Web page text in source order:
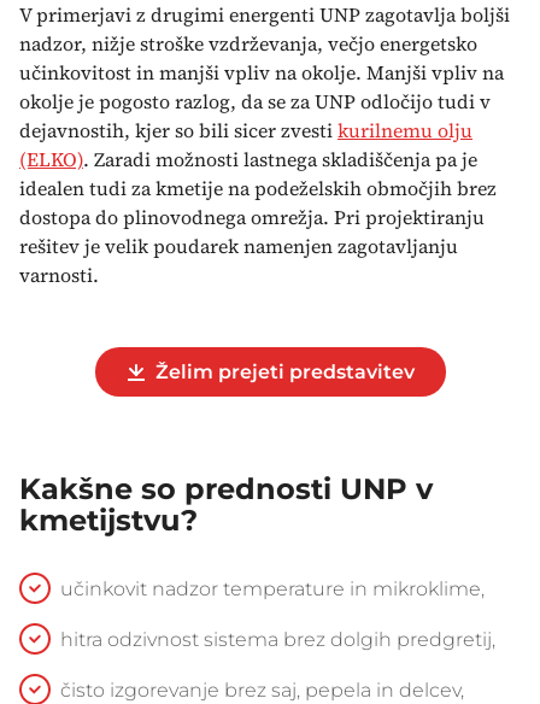
V primerjavi z drugimi energenti UNP zagotavlja boljši
nadzor, nižje stroške vzdrževanja, večjo energetsko
učinkovitost in manjši vpliv na okolje. Manjši vpliv na
okolje je pogosto razlog, da se za UNP odločijo tudi v
dejavnostih, kjer so bili sicer zvestikurilnemu olju
(ELKO). Zaradi možnosti lastnega skladiščenja pa je
idealen tudi za kmetije na podeželskih območjih brez
dostopa do plinovodnega omrežja. Pri projektiranju
rešitev je velik poudarek namenjen zagotavljanju
varnosti.
Želim prejeti predstavitev
Kakšne so prednosti UNP v
kmetijstvu?
učinkovit nadzor temperature in mikroklime,
hitra odzivnost sistema brez dolgih predgretij,
čisto izgorevanje brez saj, pepela in delcev,